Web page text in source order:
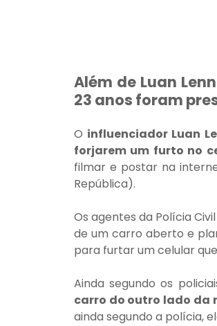
Além de Luan
23 anos foram
O influenciador Luan
forjarem um furto no
filmar e postar na
República).
Os agentes da Polícia
de um carro aberto e
para furtar um celular
Ainda segundo os
carro do outro lado da
ainda segundo a polícia,